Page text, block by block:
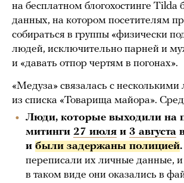
на бесплатном блогохостинге Tilda
данных, на котором посетителям
собираться в группы «физически
людей, исключительно парней и
и «давать отпор чертям в погонах».
«Медуза» связалась с
из списка «Товарища майора».
Люди, которые выходили на
митинги 27 июля и 3 августа
и были задержаны полицией.
переписали их личные данные,
в таком виде они оказались в